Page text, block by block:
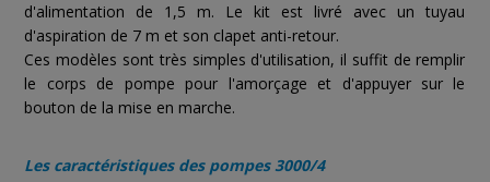
d'alimentation de 1,5 m. Le kit est livré avec un tuyau
d'aspiration de 7 m et son clapet anti-retour.
Ces modèles sont très simples d'utilisation, il suffit de remplir
le corps de pompe pour l'amorçage et d'appuyer sur le
bouton de la mise en marche.
Les caractéristiques des pompes 3000/4